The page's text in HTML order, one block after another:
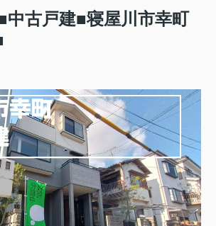
中古戸建■寝屋川市幸町